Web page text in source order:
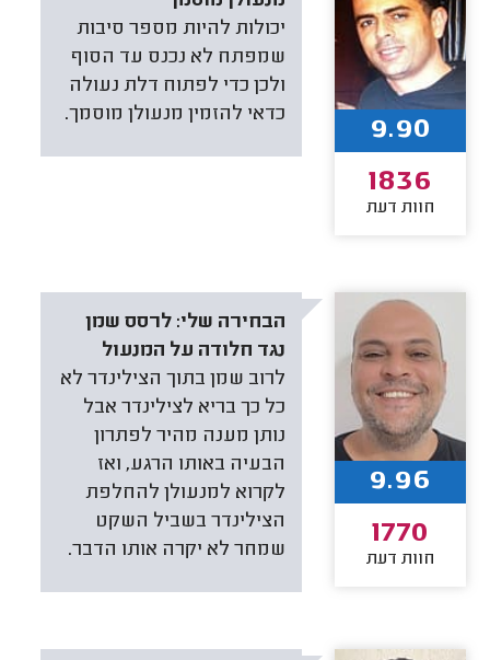
יכולות להיות מספר סיבות
שמפתח לא נכנס עד הסוף
ולכן כדי לפתוח דלת נעולה
כדאי להזמין מנעולן מוסמך.
9.90
1836
חוות דעת
הבחירה שלי: לרסס שמן
נגד חלודה על המנעול
לרוב שמן בתוך הצילינדר לא
כל כך בריא לצילינדר אבל
נותן מענה מהיר לפתרון
הבעיה באותו הרגע, ואז
לקרוא למנעולן להחלפת
הצילינדר בשביל השקט
שמחר לא יקרה אותו הדבר.
9.96
1770
חוות דעת